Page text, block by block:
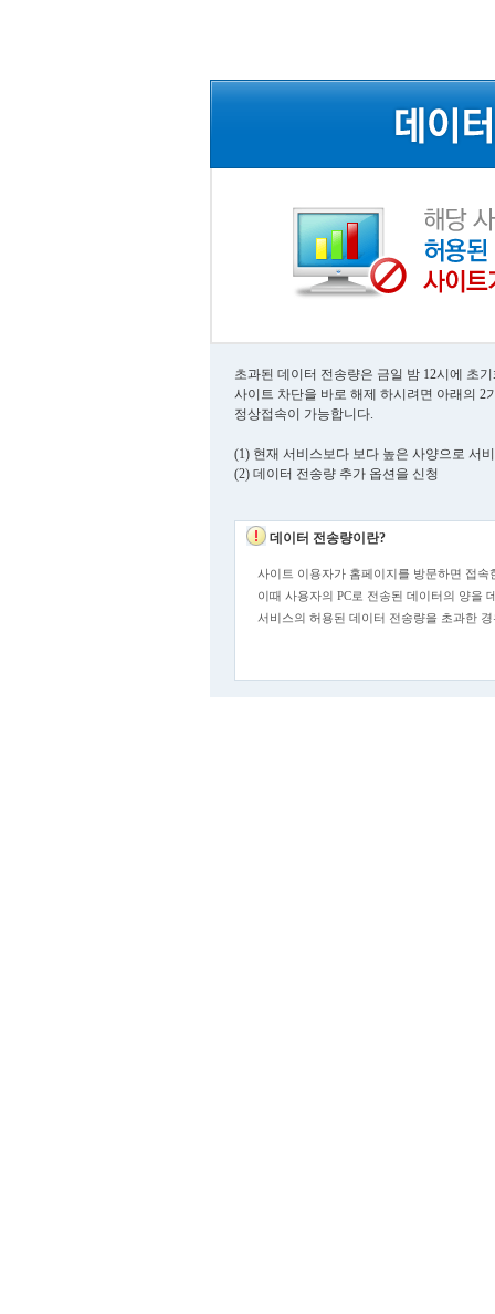
초과된 데이터 전송량은 금일 밤 12시에 초
사이트 차단을 바로 해제 하시려면 아래의 2
정상접속이 가능합니다.
(1) 현재 서비스보다 보다 높은 사양으로 서
(2) 데이터 전송량 추가 옵션을 신청
데이터 전송량이란?
사이트 이용자가 홈페이지를 방문하면 접
이때 사용자의 PC로 전송된 데이터의 양을
서비스의 허용된 데이터 전송량을 초과한